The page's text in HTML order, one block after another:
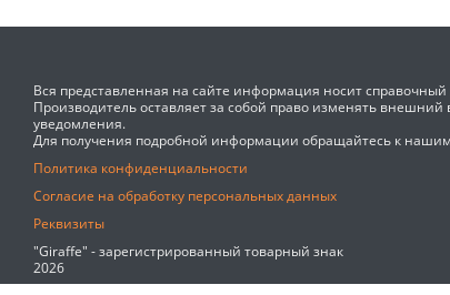
Вся представленная на сайте информация носит
Производитель оставляет за собой право изменять внешний
уведомления.
Для получения подробной информации обращайтесь к
Политика конфиденциальности
Согласие на обработку персональных данных
Реквизиты
"Giraffe" - зарегистрированный товарный знак
2026